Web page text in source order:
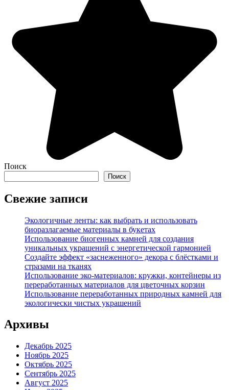
Поиск
Поиск
Свежие записи
Экологичные ленты: как выбрать и использовать
биоразлагаемые материалы в букетах
Использование биогенных камней для создания
уникальных украшений с энергетической гармонией
Создайте эффект «заснеженного» декора с блёстками и
стразами на тканях
Использование эко-материалов: кружки, контейнеры из
переработанных материалов для цветочных корзин
Использование переработанных природных камней для
экологически чистых украшений
Архивы
Декабрь 2025
Ноябрь 2025
Октябрь 2025
Сентябрь 2025
Август 2025